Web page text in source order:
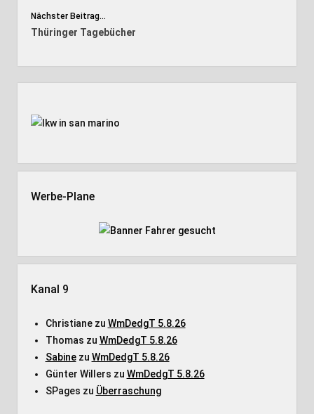
Nächster Beitrag...
Thüringer Tagebücher
Werbe-Plane
Kanal 9
Christianezu WmDedgT 5.8.26
Thomas zu WmDedgT 5.8.26
Sabinezu WmDedgT 5.8.26
Günter Willers zu WmDedgT 5.8.26
SPages zu Überraschung